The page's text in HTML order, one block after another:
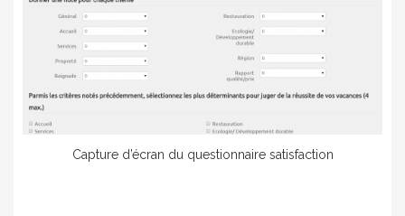
Capture d’écran du questionnaire satisfaction